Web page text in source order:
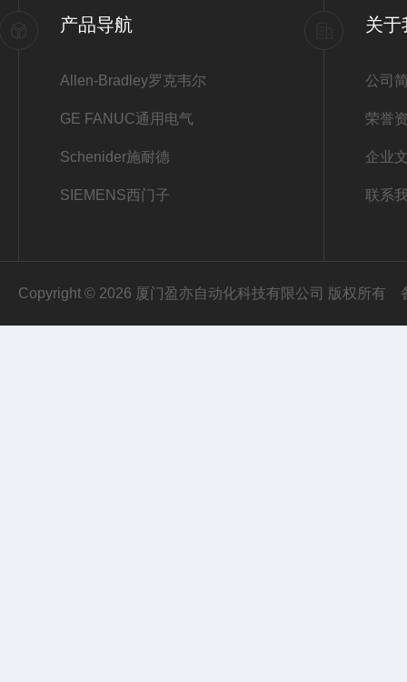
产品导航
Allen-Bradley罗克韦尔
GE FANUC通用电气
Schenider施耐德
SIEMENS西门子
关于
公司
荣誉
企业
联系
Copyright © 2026 厦门盈亦自动化科技有限公司 版权所有